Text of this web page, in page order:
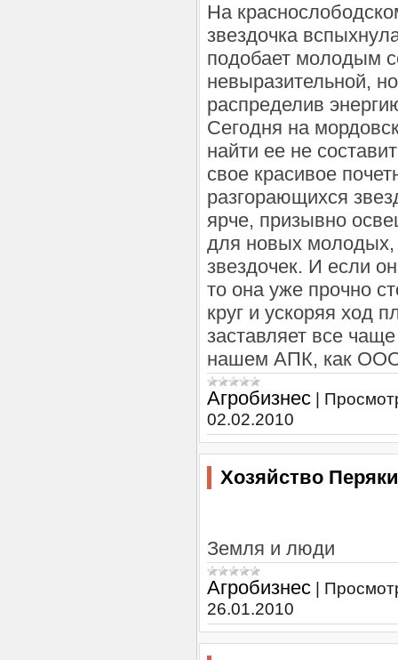
На
звездочка
подобает молодым
невыразительной,
распределив
Сегодня на
найти ее не
свое красивое
разгорающихся
ярче, призывно
для новых молодых,
звездочек. И если
то она уже прочно
круг и ускоряя ход
заставляет все
нашем АПК, как
Агробизнес
02.02.2010
Хозяйство
Земля и люди
Агробизнес
26.01.2010